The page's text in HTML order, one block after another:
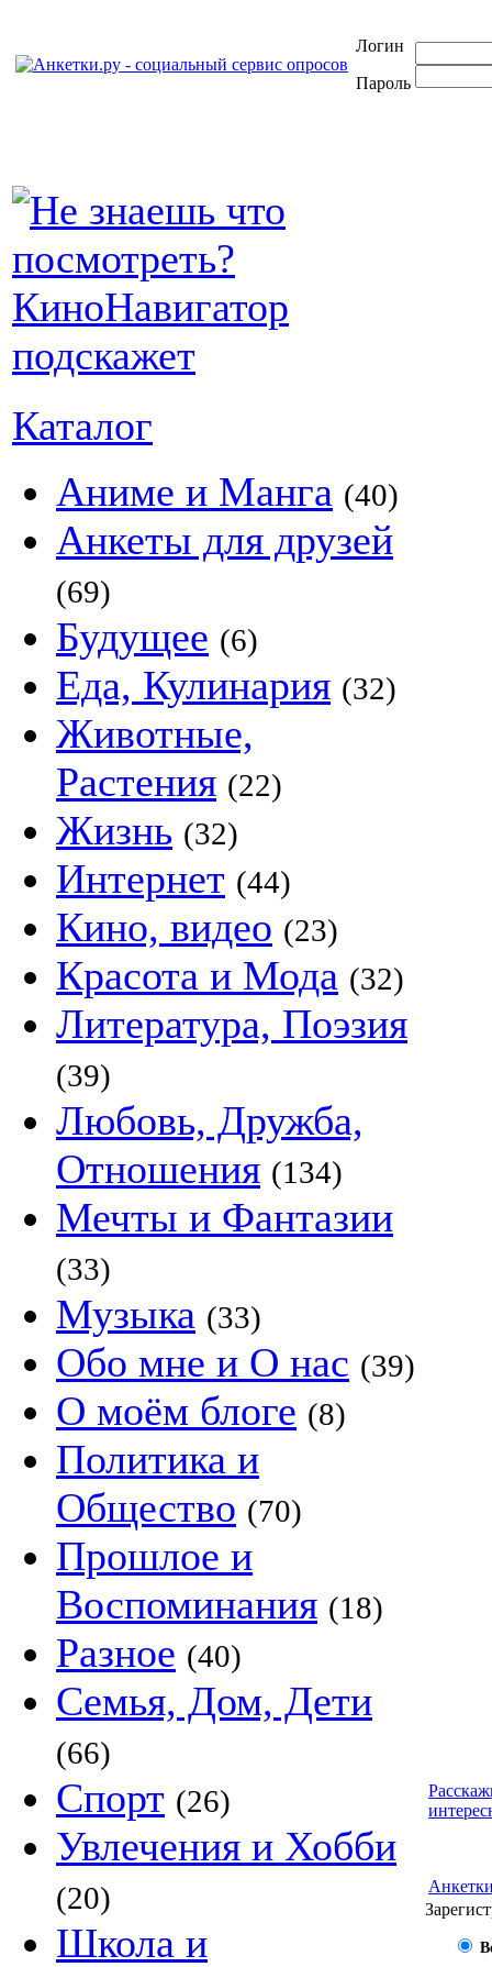
Логин
Пароль
Каталог
Аниме и Манга (40)
Анкеты для друзей
(69)
Будущее (6)
Еда, Кулинария (32)
Животные,
Растения (22)
Жизнь (32)
Интернет (44)
Кино, видео (23)
Красота и Мода (32)
Литература, Поэзия
(39)
Любовь, Дружба,
Отношения (134)
Мечты и Фантазии
(33)
Музыка (33)
Обо мне и О нас (39)
О моём блоге (8)
Политика и
Общество (70)
Прошлое и
Воспоминания (18)
Разное (40)
Семья, Дом, Дети
(66)
Спорт (26)
Увлечения и Хобби
(20)
Школа и